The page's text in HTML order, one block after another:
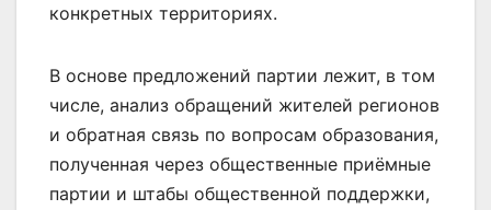
конкретных территориях.
В основе предложений партии лежит, в том
числе, анализ обращений жителей регионов
и обратная связь по вопросам образования,
полученная через общественные приёмные
партии и штабы общественной поддержки,